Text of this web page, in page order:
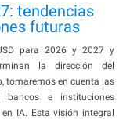
tendencias
futuras
para 2026 y 2027 y
la dirección del
tomaremos en cuenta las
bancos e instituciones
IA. Esta visión integral